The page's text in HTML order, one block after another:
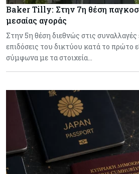
Baker Tilly: Στην 7η θέση
μεσαίας αγοράς
Στην 5η θέση διεθνώς στις
επιδόσεις του δικτύου κατά το πρώτο
σύμφωνα με τα στοιχεία…